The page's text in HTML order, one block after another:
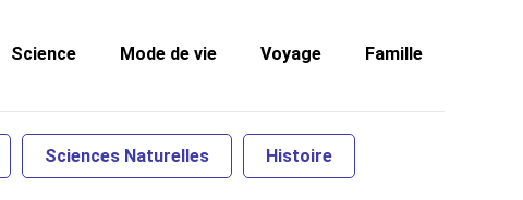
Science Mode de vie Voyage Famille
Sciences Naturelles Histoire